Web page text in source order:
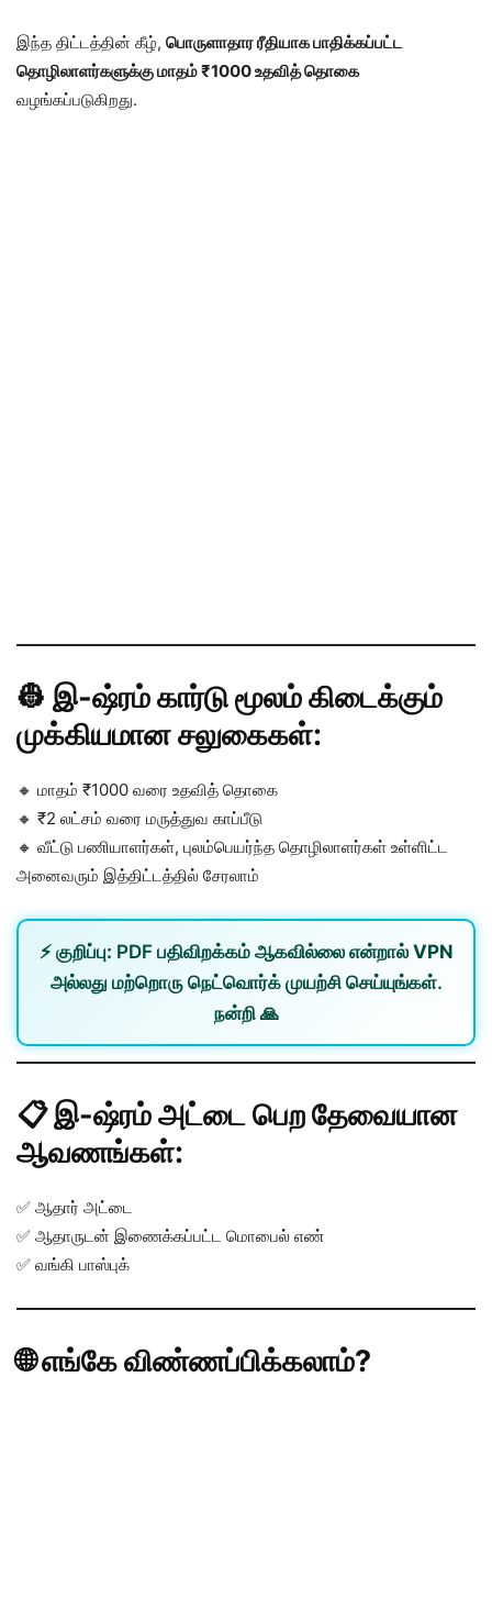
இந்த திட்டத்தின் கீழ், பொருளாதார ரீதியாக பாதிக்கப்பட்ட
தொழிலாளர்களுக்கு மாதம் ₹1000 உதவித் தொகை
வழங்கப்படுகிறது.
👷 இ-ஷ்ரம் கார்டு மூலம் கிடைக்கும்
முக்கியமான சலுகைகள்:
🔸 மாதம் ₹1000 வரை உதவித் தொகை
🔸 ₹2 லட்சம் வரை மருத்துவ காப்பீடு
🔸 வீட்டு பணியாளர்கள், புலம்பெயர்ந்த தொழிலாளர்கள் உள்ளிட்ட
அனைவரும் இத்திட்டத்தில் சேரலாம்
⚡ குறிப்பு: PDF பதிவிறக்கம் ஆகவில்லை என்றால் VPN
அல்லது மற்றொரு நெட்வொர்க்முயற்சி செய்யுங்கள்.
நன்றி 🙏
📋 இ-ஷ்ரம் அட்டை பெற தேவையான
ஆவணங்கள்:
✅ ஆதார் அட்டை
✅ ஆதாருடன் இணைக்கப்பட்ட மொபைல் எண்
✅ வங்கி பாஸ்புக்
🌐 எங்கே விண்ணப்பிக்கலாம்?